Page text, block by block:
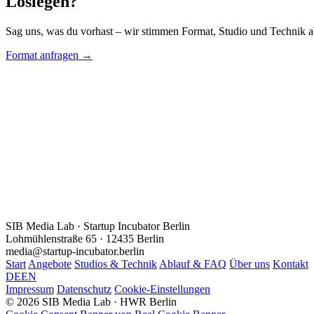
Sag uns, was du vorhast – wir stimmen Format, Studio und Technik
Format anfragen →
SIB Media Lab · Startup Incubator Berlin
Lohmühlenstraße 65 · 12435 Berlin
media@startup-incubator.berlin
Start Angebote Studios & Technik Ablauf & FAQ Über uns Kontakt
DEEN
Impressum Datenschutz Cookie-Einstellungen
© 2026 SIB Media Lab · HWR Berlin